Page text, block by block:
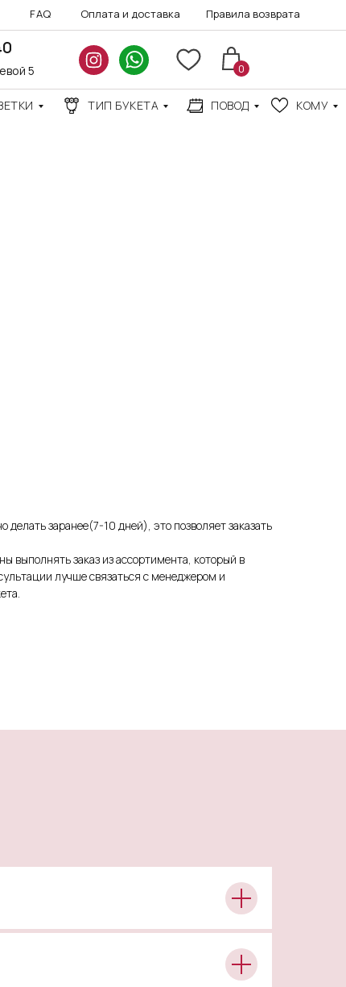
ПОВОД КОМУ
0
5
ТИП БУКЕТА
FAQ Оплата и доставка Правила возврата
делать заранее(7-10 дней), это позволяет заказать
выполнять заказ из ассортимента, который в
лучше связаться с менеджером и